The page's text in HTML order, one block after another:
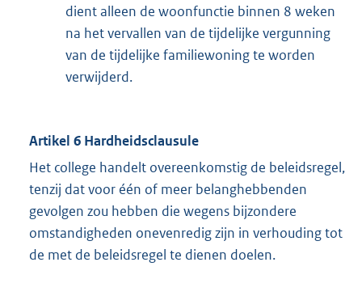
dient alleen de woonfunctie binnen 8 weken
na het vervallen van de tijdelijke vergunning
van de tijdelijke familiewoning te worden
verwijderd.
Artikel 6 Hardheidsclausule
Het college handelt overeenkomstig de beleidsregel,
tenzij dat voor één of meer belanghebbenden
gevolgen zou hebben die wegens bijzondere
omstandigheden onevenredig zijn in verhouding tot
de met de beleidsregel te dienen doelen.